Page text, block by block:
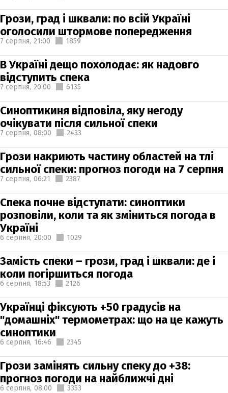
Грози, град і шквали: по всій Україні
оголосили штормове попередження
7 серпня, 21:00 1859
В Україні дещо похолодає: як надовго
відступить спека
7 серпня, 20:00 6135
Синоптикиня відповіла, яку негоду
очікувати після сильної спеки
7 серпня, 08:00 2433
Грози накриють частину областей на тлі
сильної спеки: прогноз погоди на 7 серпня
7 серпня, 06:21 2387
Спека почне відступати: синоптики
розповіли, коли та як зміниться погода в
Україні
6 серпня, 20:00 1029
Замість спеки – грози, град і шквали: де і
коли погіршиться погода
6 серпня, 18:53 2126
Українці фіксують +50 градусів на
"домашніх" термометрах: що на це кажуть
синоптики
6 серпня, 16:46 2345
Грози замінять сильну спеку до +38:
прогноз погоди на найближчі дні
6 серпня, 08:00 3353